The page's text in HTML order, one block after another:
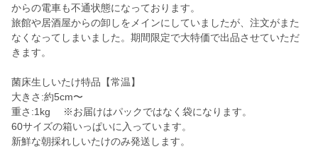
からの電車も不通状態になっております。
旅館や居酒屋からの卸しをメインにしていましたが、注文がまた
なくなってしまいました。期間限定で大特価で出品させていただ
きます。
菌床生しいたけ特品【常温】
大きさ:約5cm〜
重さ:1kg ※お届けはパックではなく袋になります。
60サイズの箱いっぱいに入っています。
新鮮な朝採れしいたけのみ発送します。